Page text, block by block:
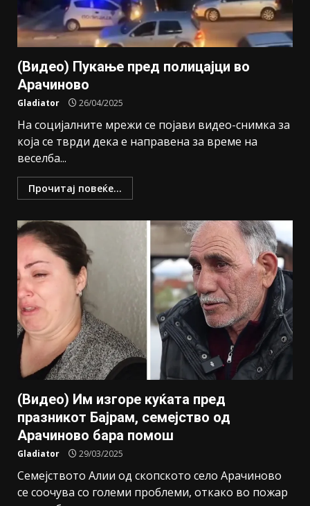
(Видео) Пукање пред полицајци во
Арачиново
Gladiator 26/04/2025
На социјалните мрежи се појави видео-снимка за
која се тврди дека е направена за време на
веселба...
Прочитај повеќе...
(Видео) Им изгоре куќата пред
празникот Бајрам, семејство од
Арачиново бара помош
Gladiator 29/03/2025
Семејството Алии од скопското село Арачиново
се соочува со големи проблеми, откако во пожар